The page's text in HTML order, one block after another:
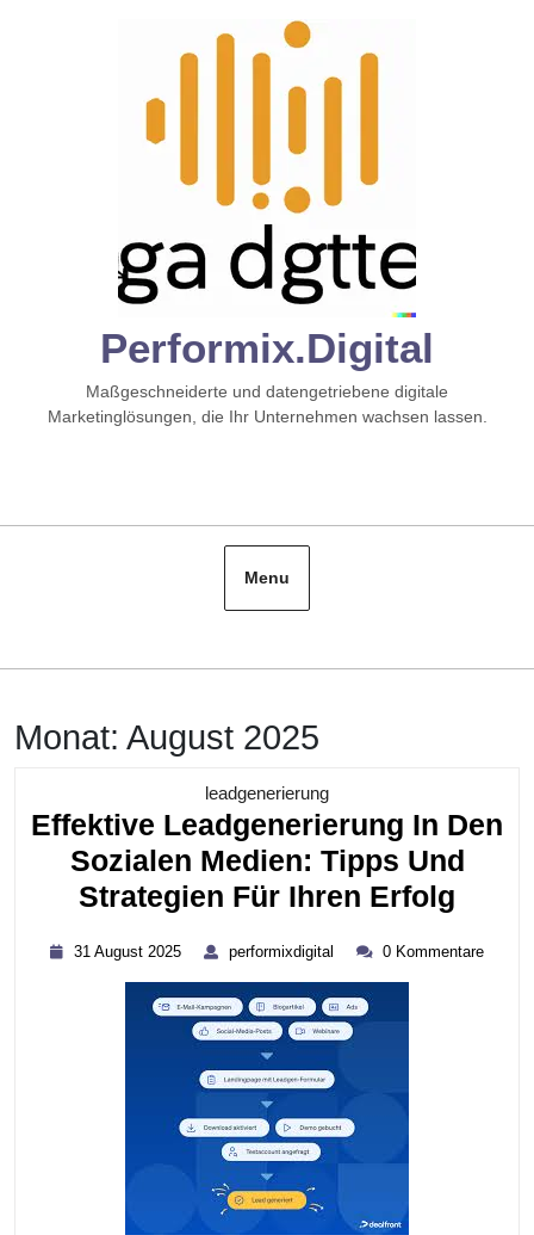
Performix.digital
Maßgeschneiderte und datengetriebene digitale
Marketinglösungen, die Ihr Unternehmen wachsen lassen.
Menu
Monat: August 2025
leadgenerierungKategorie
Effektive Leadgenerierung In Den
Sozialen Medien: Tipps Und
Strategien Für Ihren Erfolg
In
31 August 2025
2025
performixdigital performixdigital
0 Kommentare